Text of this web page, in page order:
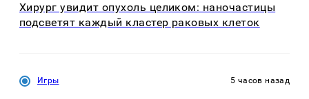
Хирург увидит опухоль целиком: наночастицы
подсветят каждый кластер раковых клеток
Игры 5 часов назад